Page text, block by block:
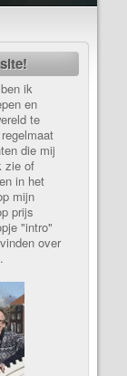
ik
en
te
die mij
zie of
in het
mijn
prijs
"intro"
over